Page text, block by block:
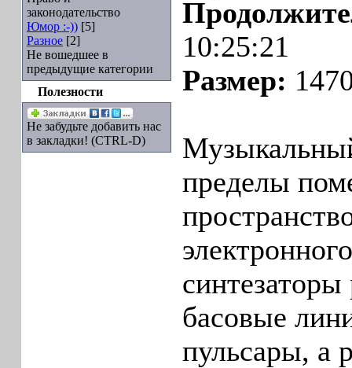
законодательство
Юмор :-)) [5]
Разное [2]
Не вошедшее в
предыдущие категории
Полезности
Не забудьте добавить нас
в закладки! (CTRL-D)
10:25:21
Размер:
пределы
басовые
пульсары, а